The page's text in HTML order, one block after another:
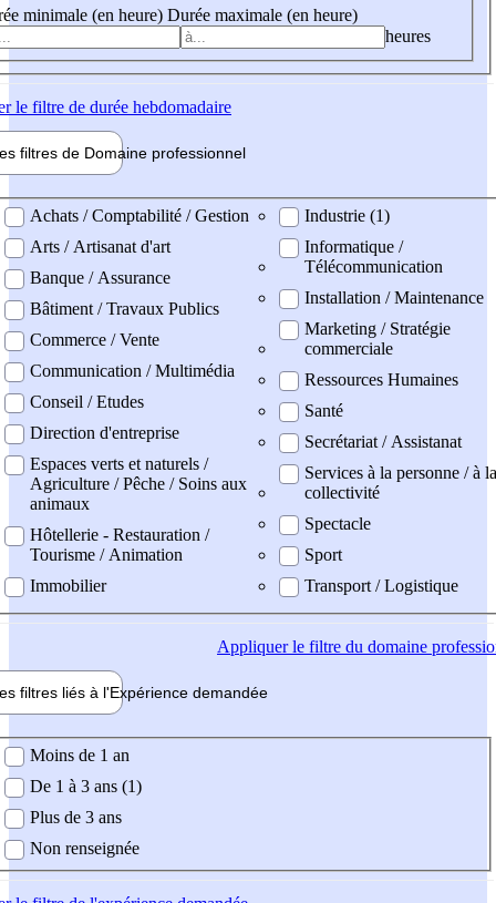
minimale (en heure) Durée maximale (en heure)
heures
le filtre de durée hebdomadaire
filtres de Domaine professionnel
professionel
Achats / Comptabilité / Gestion
Arts / Artisanat d'art
Banque / Assurance
Bâtiment / Travaux Publics
Commerce / Vente
Communication / Multimédia
Conseil / Etudes
Direction d'entreprise
Espaces verts et naturels /
Agriculture / Pêche / Soins aux
animaux
Hôtellerie - Restauration /
Tourisme / Animation
Immobilier
Industrie (1)
Informatique /
Télécommunication
Installation / Maintenance
Marketing / Stratégie
commerciale
Ressources Humaines
Santé
Secrétariat / Assistanat
Services à la personne / à la
collectivité
Spectacle
Sport
Transport / Logistique
Appliquerle filtre du domaine
filtres liés à l'Expérience demandée
demandée
Moins de 1 an
De 1 à 3 ans (1)
Plus de 3 ans
Non renseignée